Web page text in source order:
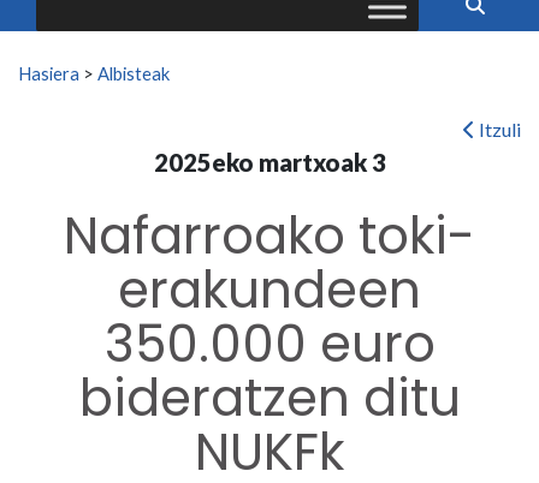
Search for:
Hasiera > Albisteak
Itzuli
2025eko martxoak 3
Nafarroako toki-
erakundeen
350.000 euro
bideratzen ditu
NUKFk